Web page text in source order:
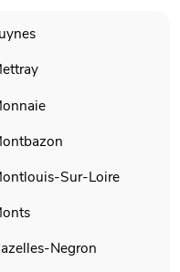
Sur-Loire
Negron